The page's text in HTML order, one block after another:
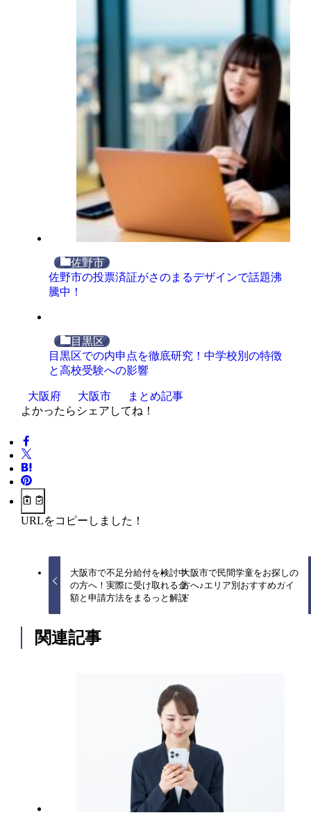
佐野市
佐野市の投票済証がさのまるデザインで話題沸
騰中！
目黒区
目黒区での内申点を徹底研究！中学校別の特徴
と高校受験への影響
大阪府 大阪市
まとめ記事
よかったらシェアしてね！
URLをコピーしました！
大阪市で不足分給付を検討中
の方へ！実際に受け取れる金
額と申請方法をまるっと解説
大阪市で民間学童をお探しの
方へ♪エリア別おすすめガイ
ド
関連記事